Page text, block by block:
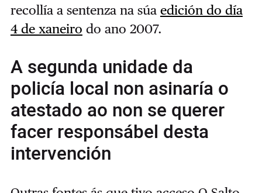
recollía a sentenza na súa edición do día
4 de xaneiro do ano 2007.
A segunda unidade da
policía local non asinaría o
atestado ao non se querer
facer responsábel desta
intervención